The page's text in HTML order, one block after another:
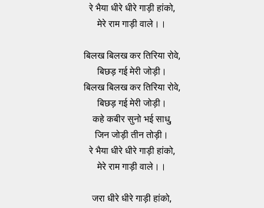
रे भैया धीरे धीरे गाड़ी हांको,
मेरे राम गाड़ी वाले।।
बिलख बिलख कर तिरिया रोवे,
बिछड़ गई मेरी जोड़ी।
बिलख बिलख कर तिरिया रोवे,
बिछड़ गई मेरी जोड़ी।
कहे कबीर सुनो भई साधु,
जिन जोड़ी तीन तोड़ी।
रे भैया धीरे धीरे गाड़ी हांको,
मेरे राम गाड़ी वाले।।
जरा धीरे धीरे गाड़ी हांको,